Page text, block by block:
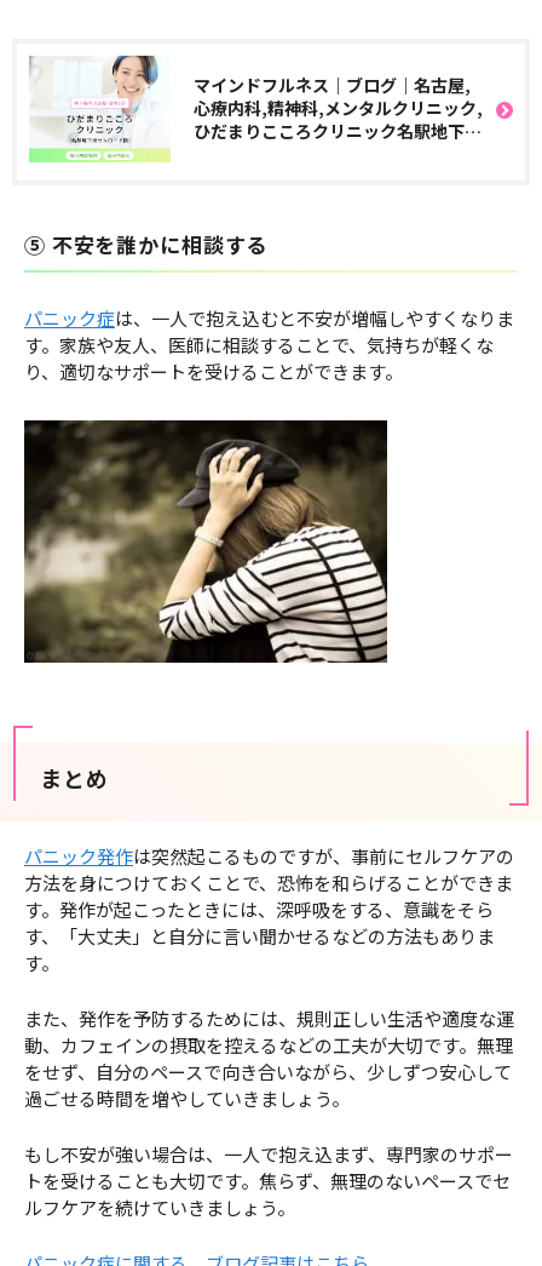
マインドフルネス｜ブログ｜名古屋,
心療内科,精神科,メンタルクリニック,
ひだまりこころクリニック名駅地下街
⑤ 不安を誰かに相談する
パニック症は、一人で抱え込むと不安が増幅しやすくなりま
す。家族や友人、医師に相談することで、気持ちが軽くな
り、適切なサポートを受けることができます。
まとめ
パニック発作は突然起こるものですが、事前にセルフケアの
方法を身につけておくことで、恐怖を和らげることができま
す。発作が起こったときには、深呼吸をする、意識をそら
す、「大丈夫」と自分に言い聞かせるなどの方法もありま
す。
また、発作を予防するためには、規則正しい生活や適度な運
動、カフェインの摂取を控えるなどの工夫が大切です。無理
をせず、自分のペースで向き合いながら、少しずつ安心して
過ごせる時間を増やしていきましょう。
もし不安が強い場合は、一人で抱え込まず、専門家のサポー
トを受けることも大切です。焦らず、無理のないペースでセ
ルフケアを続けていきましょう。